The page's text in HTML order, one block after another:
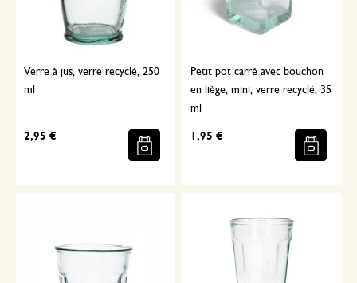
Verre à jus, verre recyclé, 250
ml
2,95 €
Petit pot carré avec bouchon
en liège, mini, verre recyclé, 35
ml
1,95 €